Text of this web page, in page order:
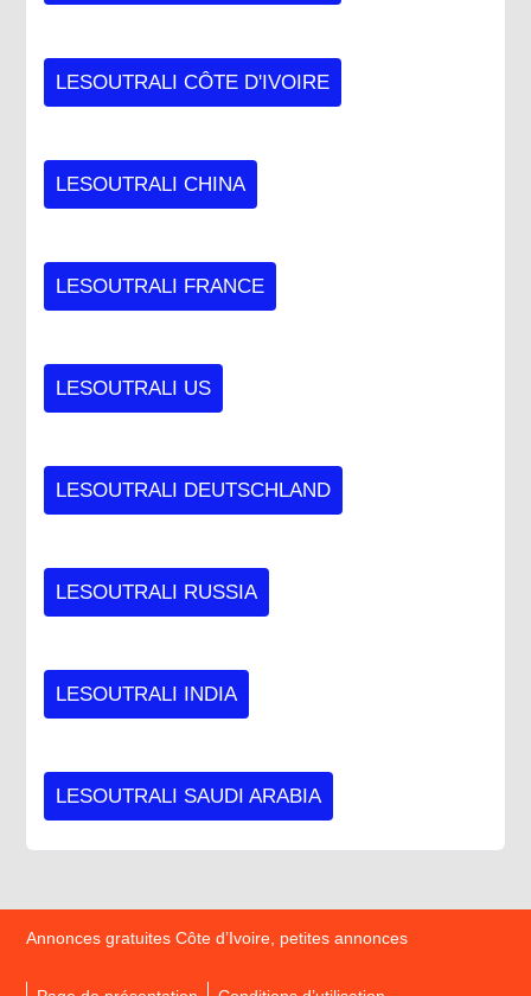
LESOUTRALI CÔTE D'IVOIRE
LESOUTRALI CHINA
LESOUTRALI FRANCE
LESOUTRALI US
LESOUTRALI DEUTSCHLAND
LESOUTRALI RUSSIA
LESOUTRALI INDIA
LESOUTRALI SAUDI ARABIA
Annonces gratuites Côte d’Ivoire, petites annonces